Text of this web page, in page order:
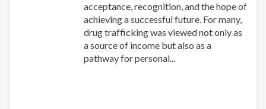
acceptance, recognition, and the hope of
achieving a successful future. For many,
drug trafficking was viewed not only as
a source of income but also as a
pathway for personal...